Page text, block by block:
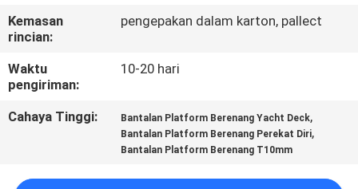
KONTROL
KUALITAS
HUBUNGI
KAMI
BERITA
Kemasan
rincian:
pengepakan dalam karton, pallect
Waktu
pengiriman:
10-20 hari
Cahaya Tinggi: Bantalan Platform Berenang Yacht Deck,
Bantalan Platform Berenang Perekat Diri,
Bantalan Platform Berenang T10mm